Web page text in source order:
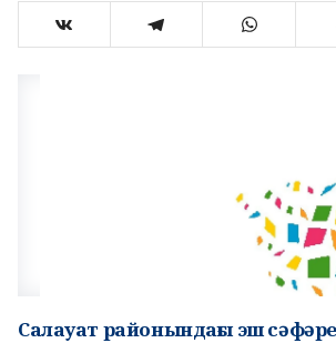
Салауат районындағы эш